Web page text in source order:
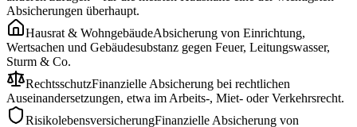
Absicherungen überhaupt.
Hausrat & WohngebäudeAbsicherung von Einrichtung,
Wertsachen und Gebäudesubstanz gegen Feuer, Leitungswasser,
Sturm & Co.
RechtsschutzFinanzielle Absicherung bei rechtlichen
Auseinandersetzungen, etwa im Arbeits-, Miet- oder Verkehrsrecht.
RisikolebensversicherungFinanzielle Absicherung von